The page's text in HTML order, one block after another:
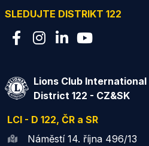
SLEDUJTE DISTRIKT 122
Lions Club International
District 122 - CZ&SK
LCI - D 122, ČR a SR
Náměstí 14. října 496/13